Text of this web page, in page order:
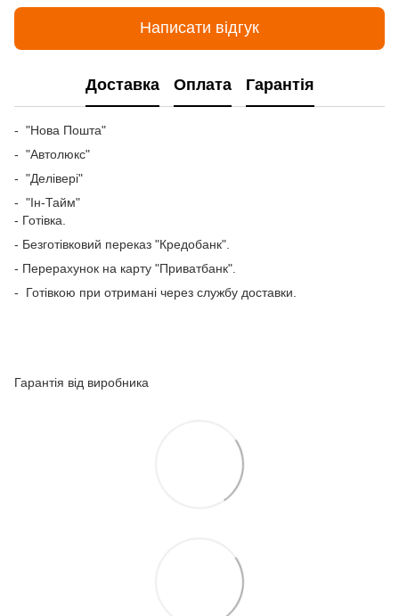
Написати відгук
Доставка Оплата Гарантія
- "Нова Пошта"
- "Автолюкс"
- "Делівері"
- "Ін-Тайм"
- Готівка.
- Безготівковий переказ "Кредобанк".
- Перерахунок на карту "Приватбанк".
- Готівкою при отримані через службу доставки.
Гарантія від виробника